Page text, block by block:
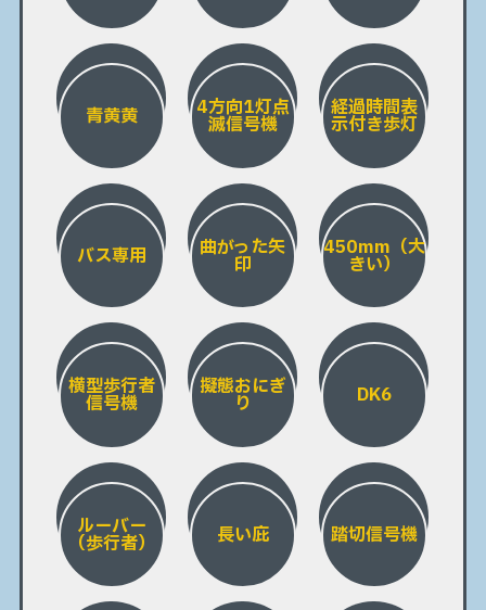
青黄黄 4方向1灯点
滅信号機
経過時間表
示付き歩灯
バス専用 曲がった矢
印
450mm（大
きい）
横型歩行者
信号機
擬態おにぎ
り DK6
ルーバー
（歩行者） 長い庇 踏切信号機